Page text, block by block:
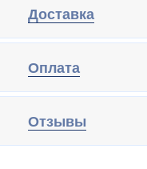
Доставка
Оплата
Отзывы